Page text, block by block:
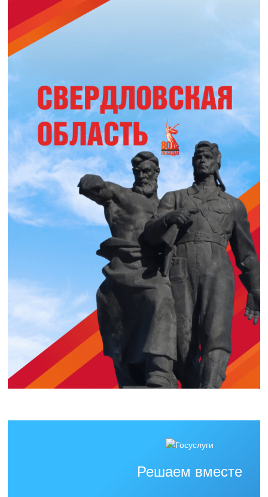
Решаем вместе